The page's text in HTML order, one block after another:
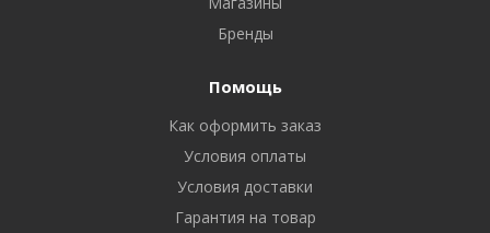
Бренды
Помощь
Как оформить заказ
Условия оплаты
Условия доставки
Гарантия на товар